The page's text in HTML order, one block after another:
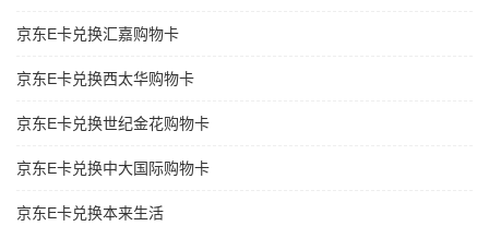
京东E卡兑换汇嘉购物卡
京东E卡兑换西太华购物卡
京东E卡兑换世纪金花购物卡
京东E卡兑换中大国际购物卡
京东E卡兑换本来生活